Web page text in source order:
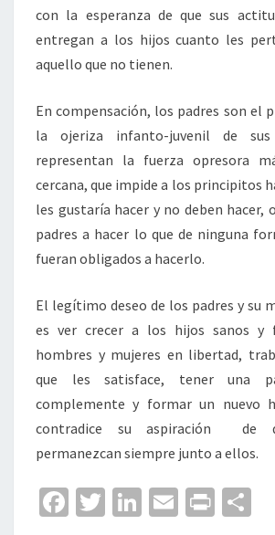
con la esperanza de que sus
entregan a los hijos cuanto les
aquello que no tienen.
En compensación, los padres son el
la ojeriza infanto-juvenil de
representan la fuerza opresora
cercana, que impide a los principitos
les gustaría hacer y no deben hacer,
padres a hacer lo que de ninguna
fueran obligados a hacerlo.
El legítimo deseo de los padres y su
es ver crecer a los hijos sanos y
hombres y mujeres en libertad,
que les satisface, tener una
complemente y formar un nuevo
contradice su aspiración de
permanezcan siempre junto a ellos.
Fa T
Li
E
Pr